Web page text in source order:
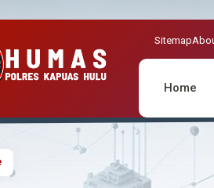
Sitemap
Home